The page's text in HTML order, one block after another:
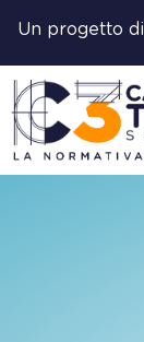
Un progetto di